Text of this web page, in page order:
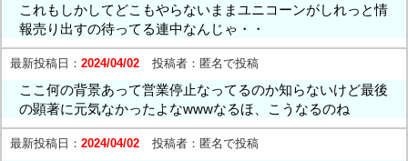
これもしかしてどこもやらないままユニコーンがしれっと情
報売り出すの待ってる連中なんじゃ・・
最新投稿日： 2024/04/02 投稿者： 匿名で投稿
ここ何の背景あって営業停止なってるのか知らないけど最後
の顕著に元気なかったよなwwwなるほ、こうなるのね
最新投稿日： 2024/04/02 投稿者： 匿名で投稿